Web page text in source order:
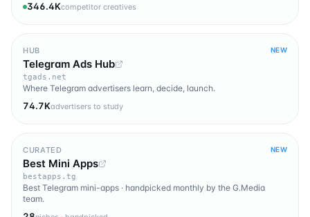
346.4Kcompetitor creatives
HUB NEW
Telegram Ads Hub
tgads.net
Where Telegram advertisers learn, decide, launch.
74.7Kadvertisers to study
CURATED NEW
Best Mini Apps
bestapps.tg
Best Telegram mini-apps · handpicked monthly by the G.Media
team.